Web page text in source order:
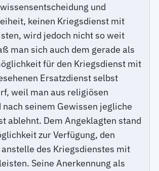
und
keinen Kriegsdienst mit
wird jedoch nicht so weit
man sich auch dem gerade als
für den Kriegsdienst mit
Ersatzdienst selbst
weil man aus religiösen
nach seinem Gewissen jegliche
ablehnt. Dem Angeklagten stand
zur Verfügung, den
des Kriegsdienstes mit
Seine Anerkennung als